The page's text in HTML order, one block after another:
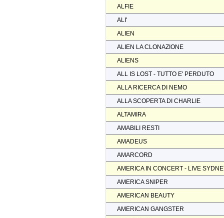
ALFIE
ALI'
ALIEN
ALIEN LA CLONAZIONE
ALIENS
ALL IS LOST - TUTTO E' PERDUTO
ALLA RICERCA DI NEMO
ALLA SCOPERTA DI CHARLIE
ALTAMIRA
AMABILI RESTI
AMADEUS
AMARCORD
AMERICA IN CONCERT - LIVE
AMERICA SNIPER
AMERICAN BEAUTY
AMERICAN GANGSTER